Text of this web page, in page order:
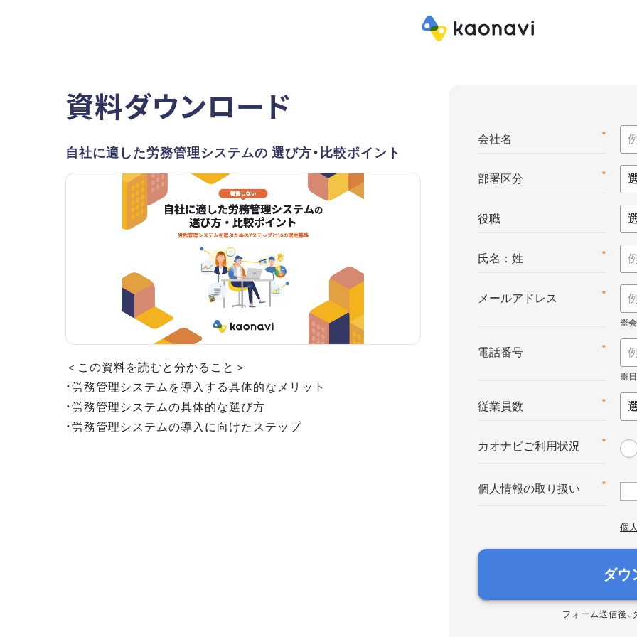
資料ダウンロード
自社に適した労務管理システムの 選び方・比較ポイント
＜この資料を読むと分かること＞
・労務管理システムを導入する具体的なメリット
・労務管理システムの具体的な選び方
・労務管理システムの導入に向けたステップ
*
会社名
*
部署区分
役職
*
氏名：姓
*
メールアドレス
*
電話番号
*
従業員数
*
カオナビご利用状況
*
個人情報の取り扱い
個
ダウ
フォーム送信後